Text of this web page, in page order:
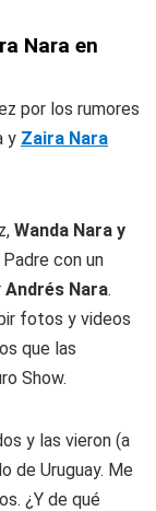
Nara en
por los rumores
y Zaira Nara
Wanda Nara y
con un
Andrés Nara.
fotos y videos
que las
Show.
y las vieron (a
de Uruguay. Me
¿Y de qué